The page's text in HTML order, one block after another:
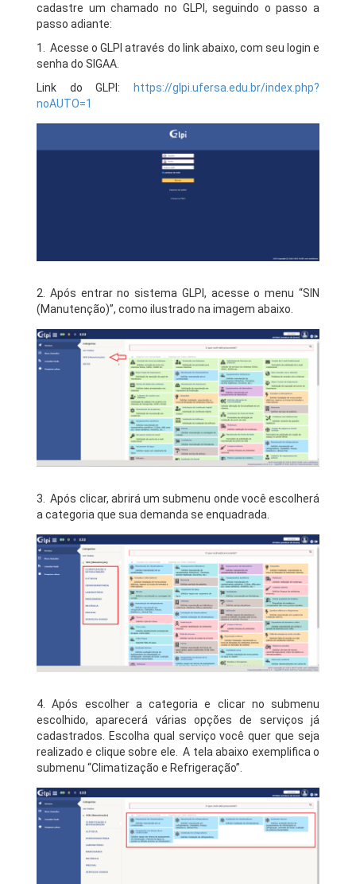
cadastre um chamado no GLPI, seguindo o passo a
passo adiante:
1. Acesse o GLPI através do link abaixo, com seu login e
senha do SIGAA.
Link do GLPI:
https://glpi.ufersa.edu.br/index.php?
noAUTO=1
2. Após entrar no sistema GLPI, acesse o menu “SIN
(Manutenção)”, como ilustrado na imagem abaixo.
3. Após clicar, abrirá um submenu onde você escolherá
a categoria que sua demanda se enquadrada.
4. Após escolher a categoria e clicar no submenu
escolhido, aparecerá várias opções de serviços já
cadastrados. Escolha qual serviço você quer que seja
realizado e clique sobre ele. A tela abaixo exemplifica o
submenu “Climatização e Refrigeração”.